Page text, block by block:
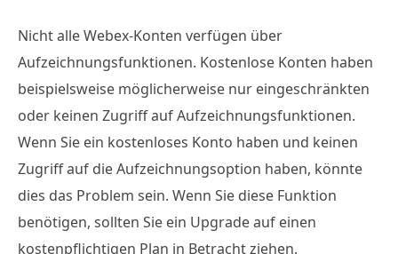
Nicht alle Webex-Konten verfügen über
Aufzeichnungsfunktionen. Kostenlose Konten haben
beispielsweise möglicherweise nur eingeschränkten
oder keinen Zugriff auf Aufzeichnungsfunktionen.
Wenn Sie ein kostenloses Konto haben und keinen
Zugriff auf die Aufzeichnungsoption haben, könnte
dies das Problem sein. Wenn Sie diese Funktion
benötigen, sollten Sie ein Upgrade auf einen
kostenpflichtigen Plan in Betracht ziehen.